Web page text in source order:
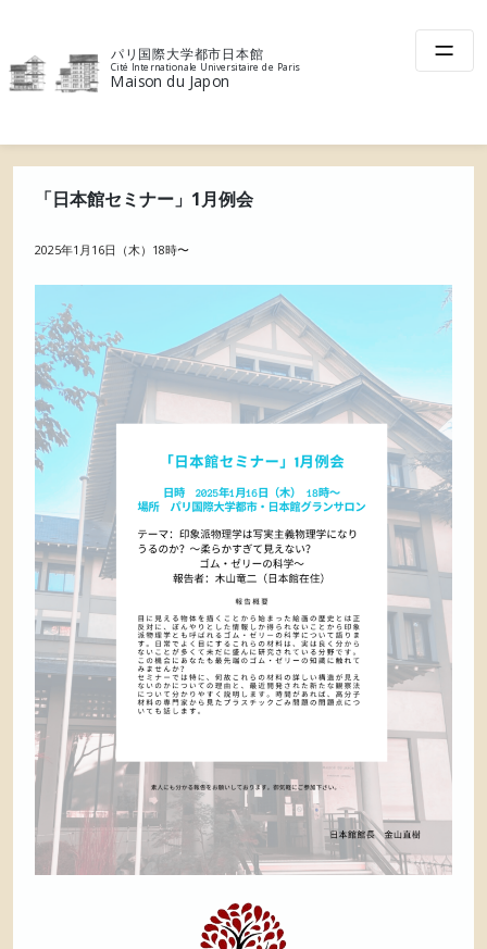
content
パリ国際大学都市日本館
Cité Internationale Universitaire de Paris
Maison du Japon
「日本館セミナー」1月例会
2025年1月16日（木）18時〜